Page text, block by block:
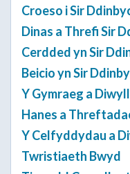
Croeso i Sir
Dinas a Threfi Sir
Cerdded yn Sir
Beicio yn Sir
Y Gymraeg a
Hanes a
Y Celfyddydau a
Twristiaeth Bwyd